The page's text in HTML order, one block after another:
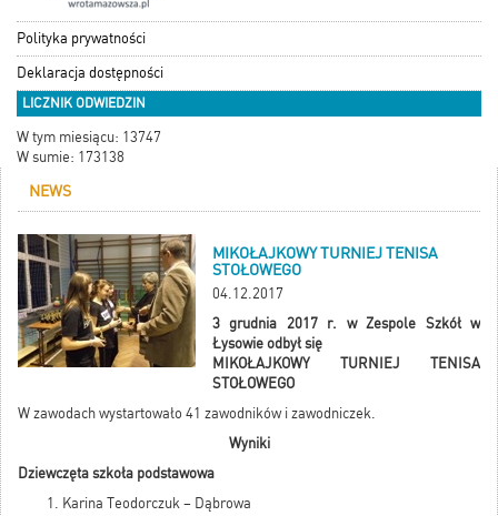
Polityka prywatności
Deklaracja dostępności
LICZNIK ODWIEDZIN
W tym miesiącu: 13747
W sumie: 173138
NEWS
MIKOŁAJKOWY TURNIEJ TENISA
STOŁOWEGO
04.12.2017
3 grudnia 2017 r. w Zespole Szkół w
Łysowie odbył się
MIKOŁAJKOWY TURNIEJ TENISA
STOŁOWEGO
W zawodach wystartowało 41 zawodników i zawodniczek.
Wyniki
Dziewczęta szkoła podstawowa
Karina Teodorczuk – Dąbrowa